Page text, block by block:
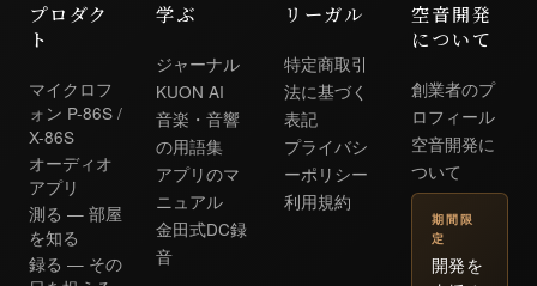
プロダク
ト
マイクロフ
ォン P-86S /
X-86S
オーディオ
アプリ
測る — 部屋
を知る
録る — その
学ぶ
ジャーナル
KUON AI
音楽・音響
の用語集
アプリのマ
ニュアル
金田式DC録
音
リーガル
特定商取引
法に基づく
表記
プライバシ
ーポリシー
利用規約
空音開発
について
創業者のプ
ロフィール
空音開発に
ついて
期間限
定
開発を